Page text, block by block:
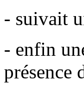
- suivait
- enfin
présence